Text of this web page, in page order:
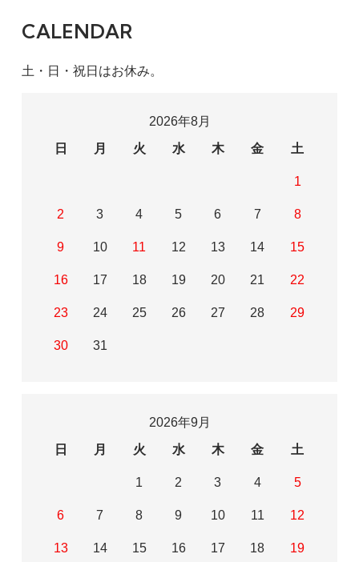
CALENDAR
土・日・祝日はお休み。
2026年8月
日
月 火 水 木 金 土
1
2 3 4 5 6 7 8
9 10 11 12 13 14 15
16 17 18 19 20 21 22
23 24 25 26 27 28 29
30 31
2026年9月
日
月 火 水 木 金 土
1 2 3 4 5
6 7 8 9 10 11 12
13 14 15 16 17 18 19